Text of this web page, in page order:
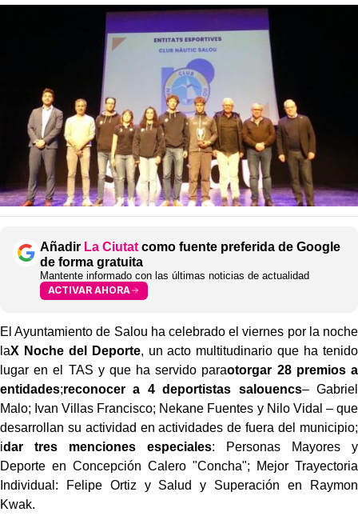
Añadir La Ciutat como fuente preferida de Google
de forma gratuita
Mantente informado con las últimas noticias de actualidad
ACTIVAR AHORA
El Ayuntamiento de Salou ha celebrado el viernes por la noche
laX Noche del Deporte, un acto multitudinario que ha tenido
lugar en el TAS y que ha servido paraotorgar 28 premios a
entidades;reconocer a 4 deportistas salouencs– Gabriel
Malo; Ivan Villas Francisco; Nekane Fuentes y Nilo Vidal – que
desarrollan su actividad en actividades de fuera del municipio;
idar tres menciones especiales: Personas Mayores y
Deporte en Concepción Calero "Concha"; Mejor Trayectoria
Individual: Felipe Ortiz y Salud y Superación en Raymon
Kwak.